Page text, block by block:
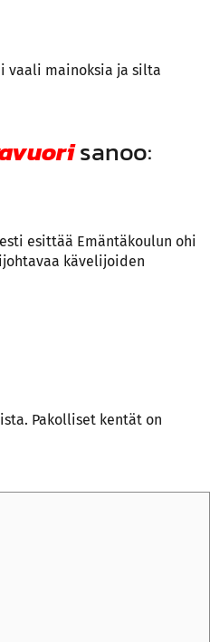
vaali mainoksia ja silta
sanoo:
esittää Emäntäkoulun ohi
kävelijoiden
Pakolliset kentät on